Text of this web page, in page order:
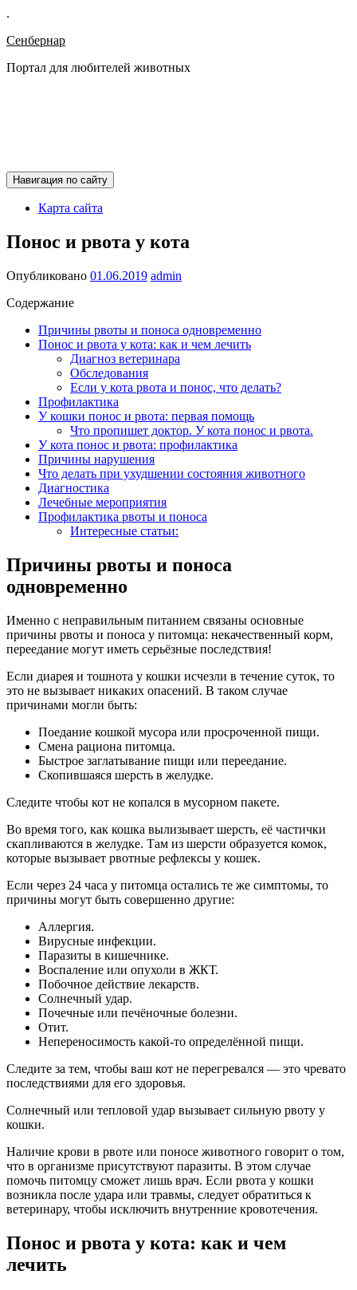
.
Сенбернар
Портал для любителей животных
Навигация по сайту
Карта сайта
Понос и рвота у кота
Опубликовано 01.06.2019 admin
Содержание
Причины рвоты и поноса одновременно
Понос и рвота у кота: как и чем лечить
Диагноз ветеринара
Обследования
Если у кота рвота и понос, что делать?
Профилактика
У кошки понос и рвота: первая помощь
Что пропишет доктор. У кота понос и рвота.
У кота понос и рвота: профилактика
Причины нарушения
Что делать при ухудшении состояния животного
Диагностика
Лечебные мероприятия
Профилактика рвоты и поноса
Интересные статьи:
Причины рвоты и поноса
одновременно
Именно с неправильным питанием связаны основные
причины рвоты и поноса у питомца: некачественный корм,
переедание могут иметь серьёзные последствия!
Если диарея и тошнота у кошки исчезли в течение суток, то
это не вызывает никаких опасений. В таком случае
причинами могли быть:
Поедание кошкой мусора или просроченной пищи.
Смена рациона питомца.
Быстрое заглатывание пищи или переедание.
Скопившаяся шерсть в желудке.
Следите чтобы кот не копался в мусорном пакете.
Во время того, как кошка вылизывает шерсть, её частички
скапливаются в желудке. Там из шерсти образуется комок,
которые вызывает рвотные рефлексы у кошек.
Если через 24 часа у питомца остались те же симптомы, то
причины могут быть совершенно другие:
Аллергия.
Вирусные инфекции.
Паразиты в кишечнике.
Воспаление или опухоли в ЖКТ.
Побочное действие лекарств.
Солнечный удар.
Почечные или печёночные болезни.
Отит.
Непереносимость какой-то определённой пищи.
Следите за тем, чтобы ваш кот не перегревался — это чревато
последствиями для его здоровья.
Солнечный или тепловой удар вызывает сильную рвоту у
кошки.
Наличие крови в рвоте или поносе животного говорит о том,
что в организме присутствуют паразиты. В этом случае
помочь питомцу сможет лишь врач. Если рвота у кошки
возникла после удара или травмы, следует обратиться к
ветеринару, чтобы исключить внутренние кровотечения.
Понос и рвота у кота: как и чем
лечить